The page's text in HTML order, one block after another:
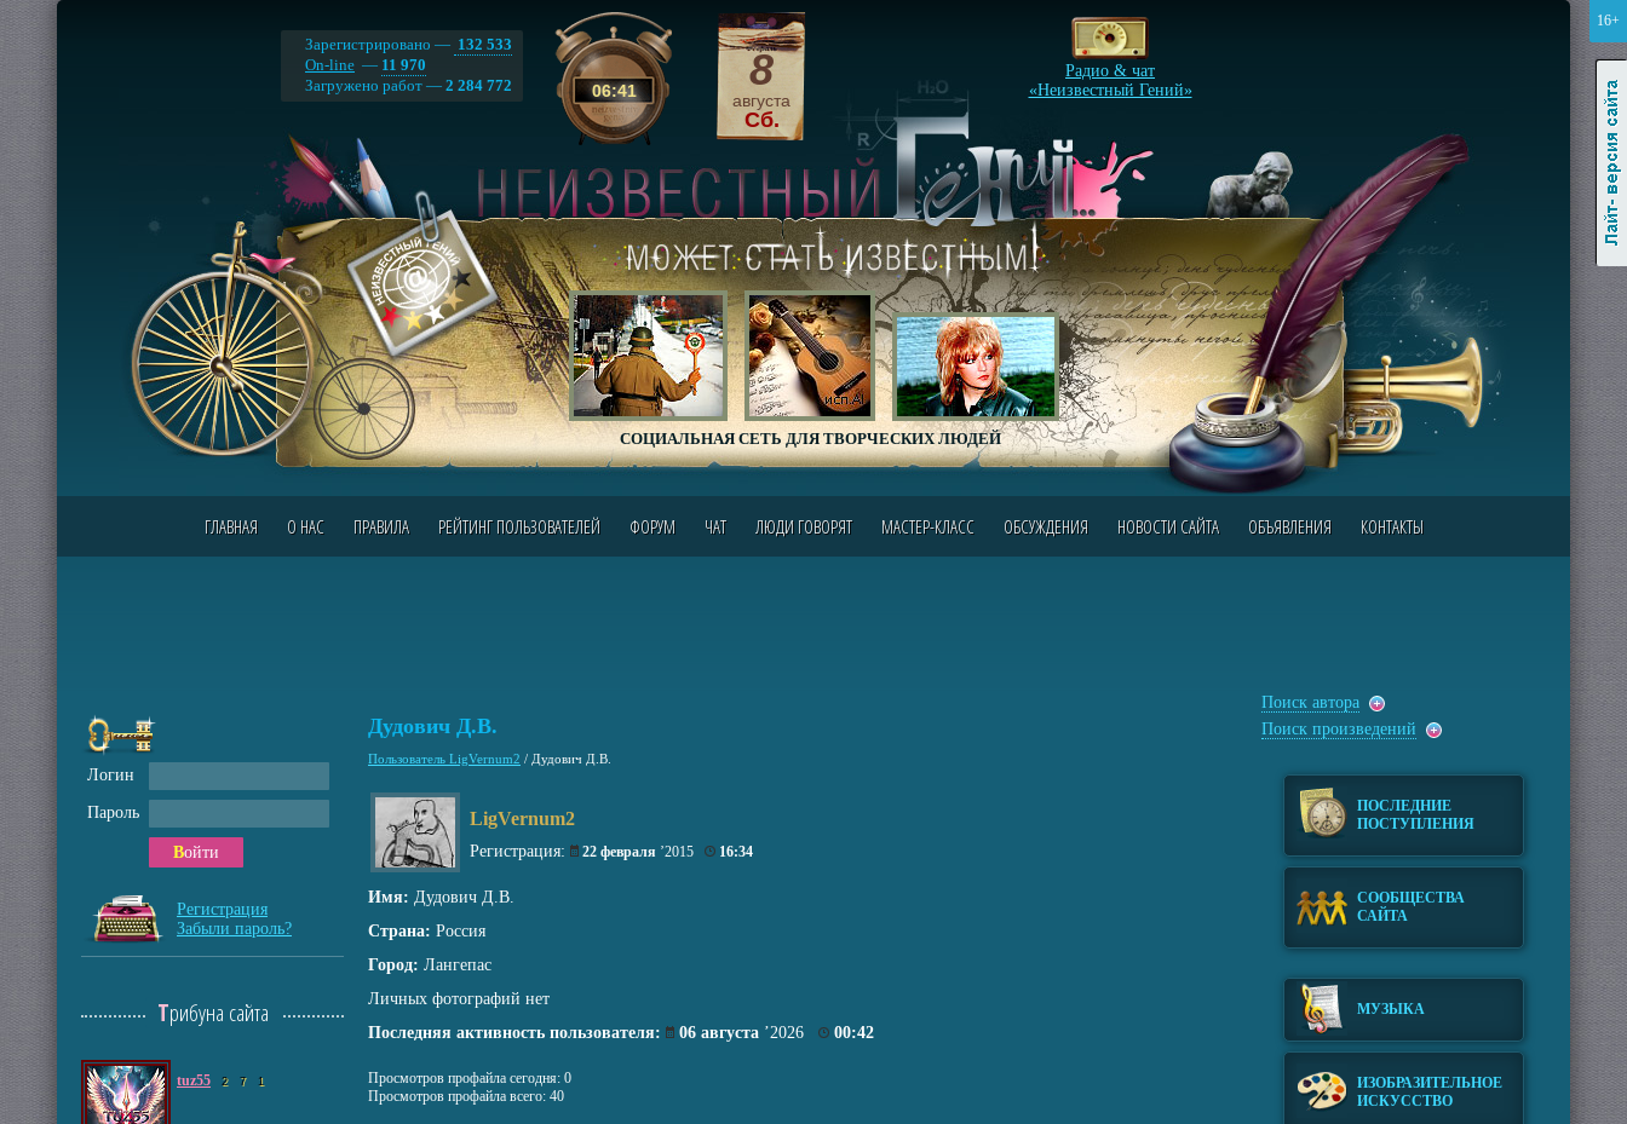
16+
06:41
Зарегистрировано — 132 533
On-line — 11 970
Загружено работ — 2 284 772 8
августа
Сб.
СОЦИАЛЬНАЯ СЕТЬ ДЛЯ ТВОРЧЕСКИХ ЛЮДЕЙ
Радио & чат
«Неизвестный Гений»
ГЛАВНАЯ О НАС ПРАВИЛА РЕЙТИНГ ПОЛЬЗОВАТЕЛЕЙ ФОРУМ ЧАТ ЛЮДИ ГОВОРЯТ МАСТЕР-КЛАСС ОБСУЖДЕНИЯ НОВОСТИ САЙТА ОБЪЯВЛЕНИЯ КОНТАКТЫ
Дудович Д.В.
Пользователь LigVernum2 / Дудович Д.В.
LigVernum2
Регистрация: 22 февраля ’2015 16:34
Имя: Дудович Д.В.
Страна: Россия
Город: Лангепас
Личных фотографий нет
Последняя активность пользователя:
06 августа ’2026 00:42
Просмотров профайла сегодня: 0
Просмотров профайла всего: 40
Логин
Пароль
Войти
Регистрация
Забыли пароль?
Трибуна сайта
tuz55 2 7 1
Поиск автора
Поиск произведений
ПОСЛЕДНИЕ
ПОСТУПЛЕНИЯ
СООБЩЕСТВА
САЙТА
МУЗЫКА
ИЗОБРАЗИТЕЛЬНОЕ
ИСКУССТВО